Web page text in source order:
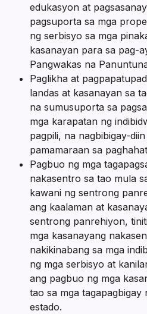
edukasyon at
pagsuporta sa mga
ng serbisyo sa mga
kasanayan para sa pag-
Pangwakas na
Paglikha at
landas at kasanayan sa
na sumusuporta sa
mga karapatan ng
pagpili, na nagbibigay-
pamamaraan sa
Pagbuo ng mga
nakasentro sa tao mula
kawani ng sentrong
ang kaalaman at
sentrong panrehiyon,
mga kasanayang
nakikinabang sa mga
ng mga serbisyo at
ang pagbuo ng mga
tao sa mga
estado.